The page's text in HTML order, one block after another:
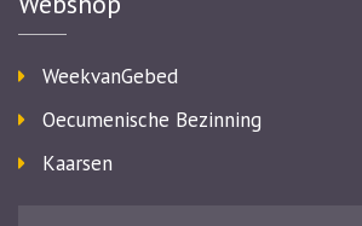
WeekvanGebed
Oecumenische Bezinning
Kaarsen